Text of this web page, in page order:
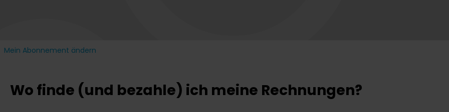
Mein Abonnement ändern
Wo finde (und bezahle) ich meine Rechnungen?